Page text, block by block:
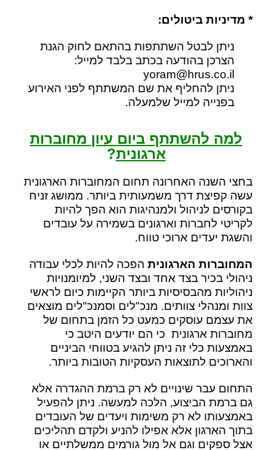
* מדיניות ביטולים:
ניתן לבטל השתתפות בהתאם לחוק הגנת
הצרכן בהודעה בכתב בלבד למייל:
yoram@hrus.co.il
ניתן להחליף את שם המשתתף לפני האירוע
בפנייה למייל שלמעלה.
למה להשתתף ביום עיון מחוברות
ארגונית?
בחצי השנה האחרונה תחום המחוברות הארגונית
עשה קפיצת דרך משמעותית ביותר. ממושג זניח
בקורסים לניהול ולמנהיגות הוא הפך להיות
לקריטי לחברות וארגונים בשמירה על עובדים
והשגת יעדים ארוכי טווח.
המחוברות הארגונית הפכה להיות לכלי עבודה
ניהולי בכיר בצד אחד ובצד השני, למיומנויות
ניהוליות מהבסיסיות ביותר הקיימות כיום לראשי
צוות ומנהלי צוותים. מנכ"לים וסמנכ"לים מוצאים
את עצמם עוסקים כמעט כל הזמן בתחום של
מחוברות ארגונית כי הם יודעים היטב כי
באמצעות כלי זה ניתן להגיע בטווחי הביניים
והארוכים לתוצאות העסקיות הטובות ביותר.
התחום עבר שינויים לא רק ברמת ההגדרה אלא
גם ברמת הביצוע, הלכה למעשה. ניתן להפעיל
באמצעותו לא רק משימות ויעדים של העובדים
בתוך הארגון אלא אפילו להניע ולקדם תהליכים
אצל ספקים וגם אל מול גורמים ממשלתיים או